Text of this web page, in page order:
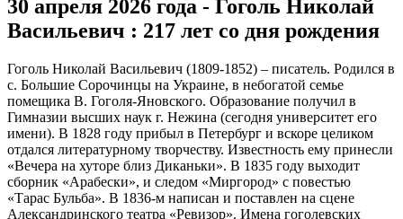
30 апреля 2026 года - Гоголь Николай
Васильевич : 217 лет со дня рождения
Гоголь Николай Васильевич (1809-1852) – писатель. Родился в
с. Большие Сорочинцы на Украине, в небогатой семье
помещика В. Гоголя-Яновского. Образование получил в
Гимназии высших наук г. Нежина (сегодня университет его
имени). В 1828 году прибыл в Петербург и вскоре целиком
отдался литературному творчеству. Известность ему принесли
«Вечера на хуторе близ Диканьки». В 1835 году выходит
сборник «Арабески», и следом «Миргород» с повестью
«Тарас Бульба». В 1836-м написан и поставлен на сцене
Александринского театра «Ревизор». Имена гоголевских